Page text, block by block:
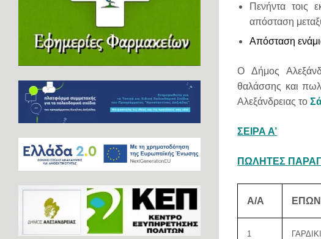
Πενήντατοις
απόσταση
Απόσταση
Ο Δήμος
θαλάσσης και
Αλεξάνδρειας το
ΣΕΙΡΑ Α’
ΠΩΛΗΤΕΣ
Α/Α
1